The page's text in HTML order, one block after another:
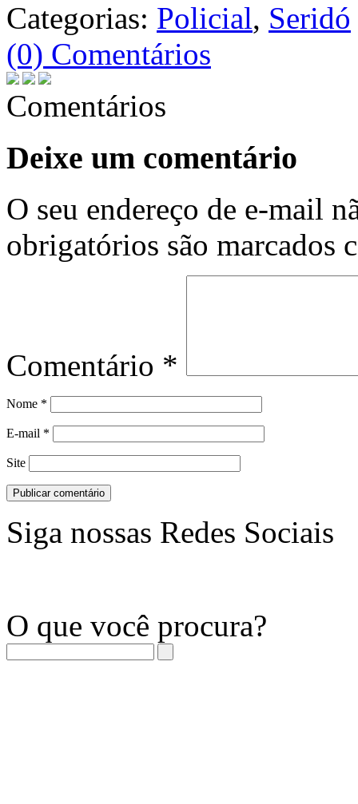
Categorias: Policial, Seridó
(0) Comentários
Comentários
Deixe um comentário
O seu endereço de e-mail
obrigatórios são marcados
Comentário *
Nome *
E-mail *
Site
Siga nossas Redes Sociais
O que você procura?